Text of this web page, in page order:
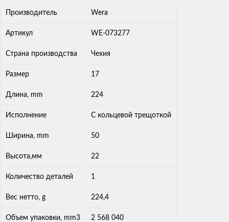
Производитель Wera
Артикул WE-073277
Страна производства Чехия
Размер 17
Длина, mm 224
Исполнение С кольцевой трещоткой
Ширина, mm 50
Высота,мм 22
Количество деталей 1
Вес нетто, g 224,4
Объем упаковки, mm3 2 568 040